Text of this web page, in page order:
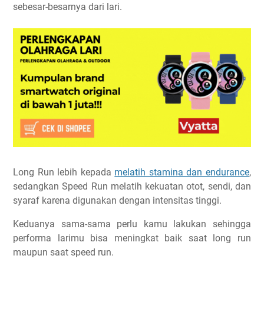
sebesar-besarnya dari lari.
Long Run lebih kepada melatih stamina dan endurance,
sedangkan Speed Run melatih kekuatan otot, sendi, dan
syaraf karena digunakan dengan intensitas tinggi.
Keduanya sama-sama perlu kamu lakukan sehingga
performa larimu bisa meningkat baik saat long run
maupun saat speed run.